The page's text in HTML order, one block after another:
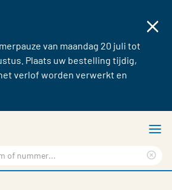
van maandag 20 juli tot
Plaats uw bestelling tijdig,
verlof worden verwerkt en